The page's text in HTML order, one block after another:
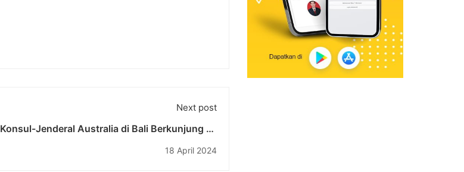
Next post
Konsul-Jenderal Australia di Bali Berkunjung ke
18 April 2024